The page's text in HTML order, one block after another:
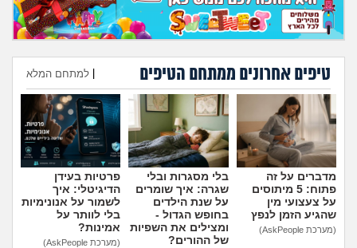
טיפים אחרונים ממתחם הטיפים למתחם המלא
הוספת טיפ
מדברים על זה
פתוח: 5 מיתוסים
על צעצועי מין
שהגיע הזמן לנפץ
(מערכת AskPeople)
בלי מסגרות ובלי
שגרה: איך שומרים
על שנת הילדים
בחופש הגדול -
ומצילים את השפיות
של ההורים?
פרטיות בעידן
הדיגיטלי: איך
לשמור על אנונימיות
בלי לוותר על
אמינות?
(מערכת AskPeople)